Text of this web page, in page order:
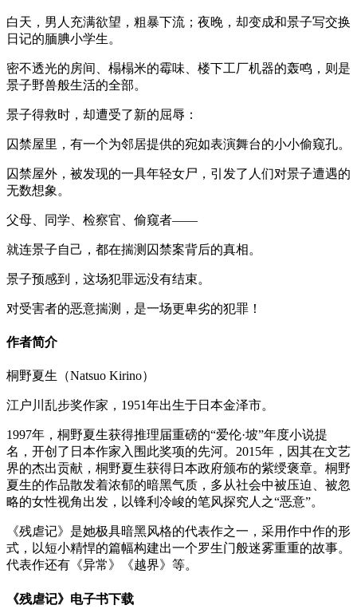
白天，男人充满欲望，粗暴下流；夜晚，却变成和景子写交换
日记的腼腆小学生。
密不透光的房间、榻榻米的霉味、楼下工厂机器的轰鸣，则是
景子野兽般生活的全部。
景子得救时，却遭受了新的屈辱：
囚禁屋里，有一个为邻居提供的宛如表演舞台的小小偷窥孔。
囚禁屋外，被发现的一具年轻女尸，引发了人们对景子遭遇的
无数想象。
父母、同学、检察官、偷窥者——
就连景子自己，都在揣测囚禁案背后的真相。
景子预感到，这场犯罪远没有结束。
对受害者的恶意揣测，是一场更卑劣的犯罪！
作者简介
桐野夏生（Natsuo Kirino）
江户川乱步奖作家，1951年出生于日本金泽市。
1997年，桐野夏生获得推理届重磅的“爱伦·坡”年度小说提
名，开创了日本作家入围此奖项的先河。2015年，因其在文艺
界的杰出贡献，桐野夏生获得日本政府颁布的紫绶褒章。桐野
夏生的作品散发着浓郁的暗黑气质，多从社会中被压迫、被忽
略的女性视角出发，以锋利冷峻的笔风探究人之“恶意”。
《残虐记》是她极具暗黑风格的代表作之一，采用作中作的形
式，以短小精悍的篇幅构建出一个罗生门般迷雾重重的故事。
代表作还有《异常》《越界》等。
《残虐记》电子书下载